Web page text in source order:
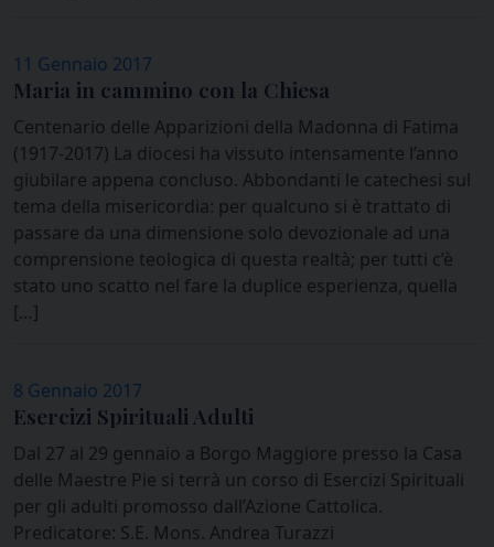
11 Gennaio 2017
Maria in cammino con la Chiesa
Centenario delle Apparizioni della Madonna di Fatima
(1917-2017) La diocesi ha vissuto intensamente l’anno
giubilare appena concluso. Abbondanti le catechesi sul
tema della misericordia: per qualcuno si è trattato di
passare da una dimensione solo devozionale ad una
comprensione teologica di questa realtà; per tutti c’è
stato uno scatto nel fare la duplice esperienza, quella
[…]
8 Gennaio 2017
Esercizi Spirituali Adulti
Dal 27 al 29 gennaio a Borgo Maggiore presso la Casa
delle Maestre Pie si terrà un corso di Esercizi Spirituali
per gli adulti promosso dall’Azione Cattolica.
Predicatore: S.E. Mons. Andrea Turazzi